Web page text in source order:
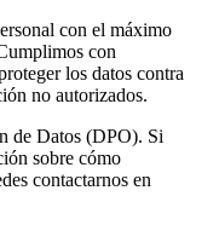
con el máximo
con
los datos contra
no autorizados.
de Datos (DPO). Si
sobre cómo
contactarnos en